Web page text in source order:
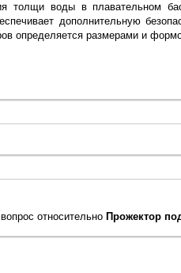
толщи воды в плавательном
дополнительную
определяется размерами и
относительно Прожектор